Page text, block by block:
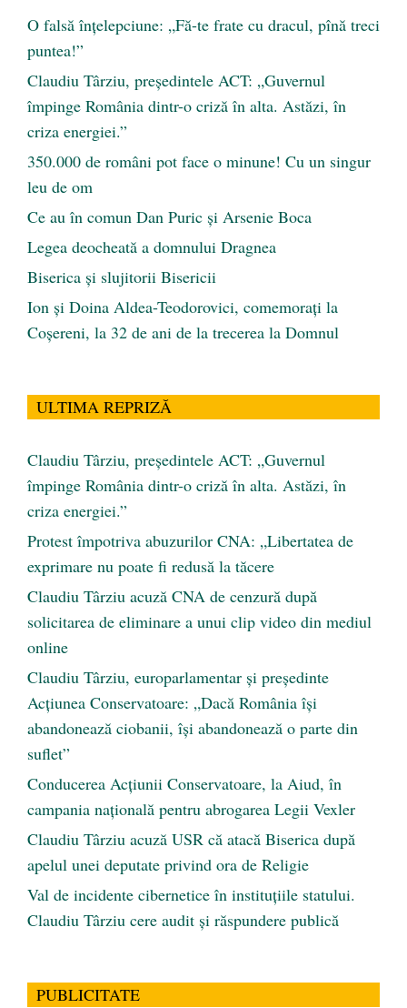
O falsă înțelepciune: „Fă-te frate cu dracul, pînă treci
puntea!”
Claudiu Târziu, președintele ACT: „Guvernul
împinge România dintr-o criză în alta. Astăzi, în
criza energiei.”
350.000 de români pot face o minune! Cu un singur
leu de om
Ce au în comun Dan Puric şi Arsenie Boca
Legea deocheată a domnului Dragnea
Biserica și slujitorii Bisericii
Ion și Doina Aldea-Teodorovici, comemorați la
Coșereni, la 32 de ani de la trecerea la Domnul
ULTIMA REPRIZĂ
Claudiu Târziu, președintele ACT: „Guvernul
împinge România dintr-o criză în alta. Astăzi, în
criza energiei.”
Protest împotriva abuzurilor CNA: „Libertatea de
exprimare nu poate fi redusă la tăcere
Claudiu Târziu acuză CNA de cenzură după
solicitarea de eliminare a unui clip video din mediul
online
Claudiu Târziu, europarlamentar și președinte
Acțiunea Conservatoare: „Dacă România își
abandonează ciobanii, își abandonează o parte din
suflet”
Conducerea Acțiunii Conservatoare, la Aiud, în
campania națională pentru abrogarea Legii Vexler
Claudiu Târziu acuză USR că atacă Biserica după
apelul unei deputate privind ora de Religie
Val de incidente cibernetice în instituțiile statului.
Claudiu Târziu cere audit și răspundere publică
PUBLICITATE